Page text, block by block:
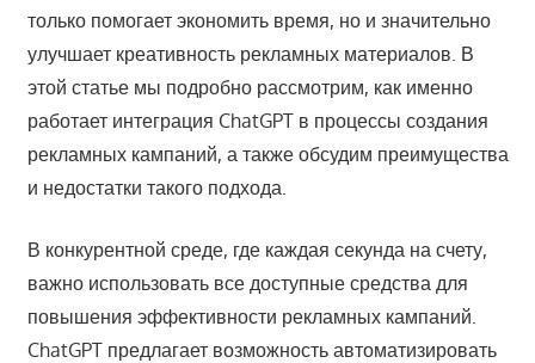
только помогает экономить время, но и значительно
улучшает креативность рекламных материалов. В
этой статье мы подробно рассмотрим, как именно
работает интеграция ChatGPT в процессы создания
рекламных кампаний, а также обсудим преимущества
и недостатки такого подхода.
В конкурентной среде, где каждая секунда на счету,
важно использовать все доступные средства для
повышения эффективности рекламных кампаний.
ChatGPT предлагает возможность автоматизировать